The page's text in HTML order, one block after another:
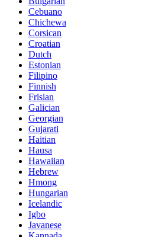
Cebuano
Chichewa
Corsican
Croatian
Dutch
Estonian
Filipino
Finnish
Frisian
Galician
Georgian
Gujarati
Haitian
Hausa
Hawaiian
Hebrew
Hmong
Hungarian
Icelandic
Igbo
Javanese